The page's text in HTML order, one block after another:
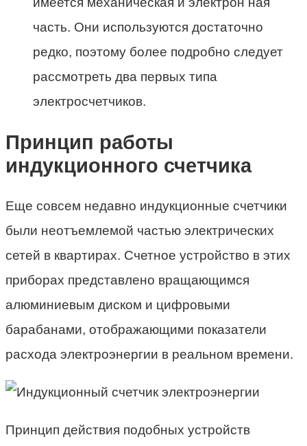
часть. Они используются достаточно
редко, поэтому более подробно следует
рассмотреть два первых типа
электросчетчиков.
Принцип работы
индукционного счетчика
Еще совсем недавно индукционные счетчики
были неотъемлемой частью электрических
сетей в квартирах. Счетное устройство в этих
приборах представлено вращающимся
алюминиевым диском и цифровыми
барабанами, отображающими показатели
расхода электроэнергии в реальном времени.
Принцип действия подобных устройств